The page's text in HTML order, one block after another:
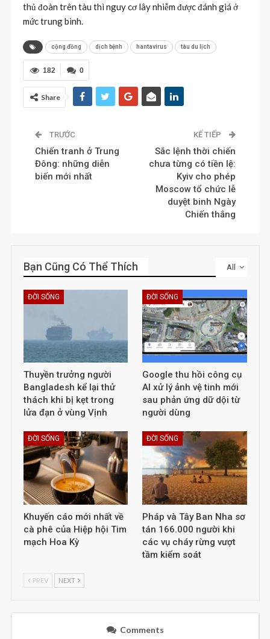
thủ đoàn trên tàu thì nguy cơ lây nhiễm được đánh giá ở
mức trung bình.
cộng đồng dịch bệnh hantavirus tàu du lịch
0
182
Share
TRƯỚC
Chiến tranh ở Trung
Đông: những diễn
biến mới nhất
KẾ TIẾP
Sắc lệnh thời chiến
chưa từng có tiền lệ:
Kyiv cho phép
Moscow tổ chức lễ
duyệt binh Ngày
Chiến thắng
All
Bạn Cũng Có Thể Thích
ĐỜI SỐNG
Thuyền trưởng người
Bangladesh kể lại thử
thách khi bị kẹt trong
lửa đạn ở vùng Vịnh
ĐỜI SỐNG
Google thu hồi công cụ
AI xử lý ảnh vệ tinh mới
sau phản ứng dữ dội từ
người dùng
ĐỜI SỐNG
Khuyến cáo mới nhất về
cà phê của Hiệp hội Tim
mạch Hoa Kỳ
ĐỜI SỐNG
Pháp và Tây Ban Nha sơ
tán 166.000 người khi
các vụ cháy rừng vượt
tầm kiểm soát
PREV NEXT
Comments